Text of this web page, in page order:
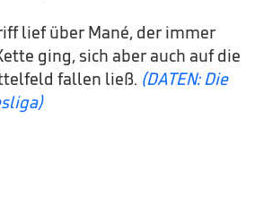
lief über Mané, der immer
ging, sich aber auch auf die
fallen ließ. (DATEN: Die